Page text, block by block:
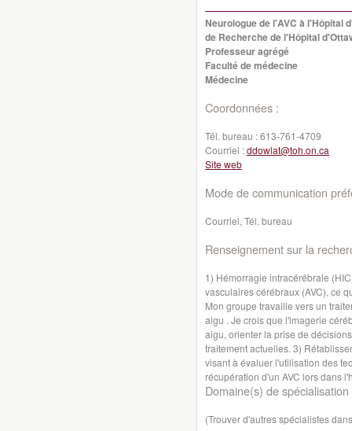
Neurologue de l'AVC à l'Hôpital
de Recherche de l'Hôpital
Professeur agrégé
Faculté de médecine
Médecine
Coordonnées :
Tél. bureau :613-761-4709
Courriel :ddowlat@toh.on.ca
Site web
Mode de communication
Courriel, Tél. bureau
Renseignement sur la
1) Hémorragie intracérébrale
vasculaires cérébraux (AVC), ce
Mon groupe travaille vers un
aigu . Je crois que l'imagerie
aigu, orienter la prise de
traitement actuelles. 3)
visant à évaluer l'utilisation des
récupération d'un AVC lors dans
Domaine(s) de spécialisation
(Trouver d'autres spécialistes